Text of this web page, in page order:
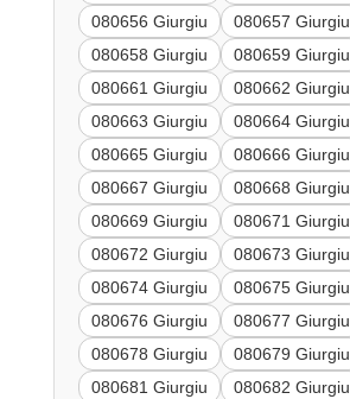
080656 Giurgiu
080657 Giurgiu
080658 Giurgiu
080659 Giurgiu
080661 Giurgiu
080662 Giurgiu
080663 Giurgiu
080664 Giurgiu
080665 Giurgiu
080666 Giurgiu
080667 Giurgiu
080668 Giurgiu
080669 Giurgiu
080671 Giurgiu
080672 Giurgiu
080673 Giurgiu
080674 Giurgiu
080675 Giurgiu
080676 Giurgiu
080677 Giurgiu
080678 Giurgiu
080679 Giurgiu
080681 Giurgiu
080682 Giurgiu